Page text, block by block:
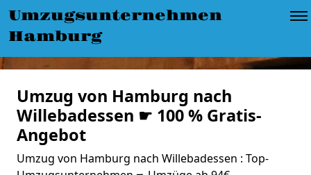
Umzugsunternehmen
Hamburg
Umzug von Hamburg nach
Willebadessen ☛ 100 % Gratis-
Angebot
Umzug von Hamburg nach Willebadessen : Top-